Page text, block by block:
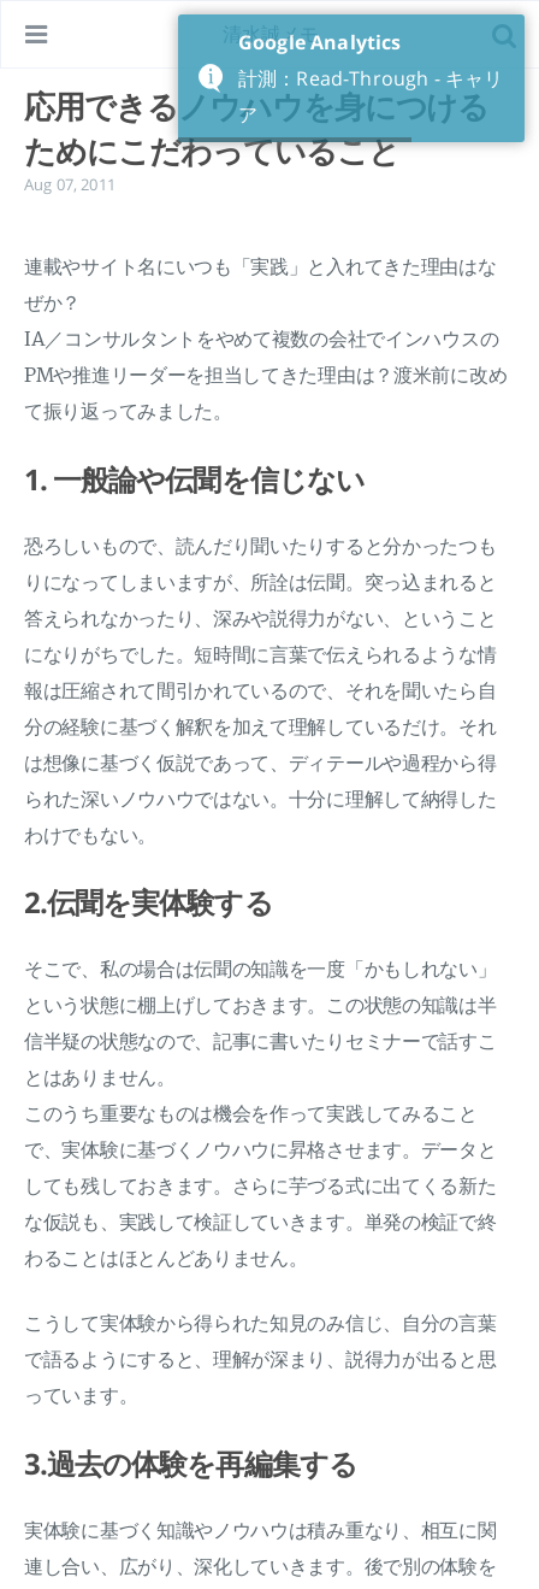
清水誠メモ
応用できるノウハウを身につける
ためにこだわっていること
Aug 07, 2011
連載やサイト名にいつも「実践」と入れてきた理由はな
ぜか？
IA／コンサルタントをやめて複数の会社でインハウスの
PMや推進リーダーを担当してきた理由は？渡米前に改め
て振り返ってみました。
1. 一般論や伝聞を信じない
恐ろしいもので、読んだり聞いたりすると分かったつも
りになってしまいますが、所詮は伝聞。突っ込まれると
答えられなかったり、深みや説得力がない、ということ
になりがちでした。短時間に言葉で伝えられるような情
報は圧縮されて間引かれているので、それを聞いたら自
分の経験に基づく解釈を加えて理解しているだけ。それ
は想像に基づく仮説であって、ディテールや過程から得
られた深いノウハウではない。十分に理解して納得した
わけでもない。
2.伝聞を実体験する
そこで、私の場合は伝聞の知識を一度「かもしれない」
という状態に棚上げしておきます。この状態の知識は半
信半疑の状態なので、記事に書いたりセミナーで話すこ
とはありません。
このうち重要なものは機会を作って実践してみること
で、実体験に基づくノウハウに昇格させます。データと
しても残しておきます。さらに芋づる式に出てくる新た
な仮説も、実践して検証していきます。単発の検証で終
わることはほとんどありません。
こうして実体験から得られた知見のみ信じ、自分の言葉
で語るようにすると、理解が深まり、説得力が出ると思
っています。
3.過去の体験を再編集する
実体験に基づく知識やノウハウは積み重なり、相互に関
連し合い、広がり、深化していきます。後で別の体験を
Google Analytics
計測：Read-Through - キャリ
ア